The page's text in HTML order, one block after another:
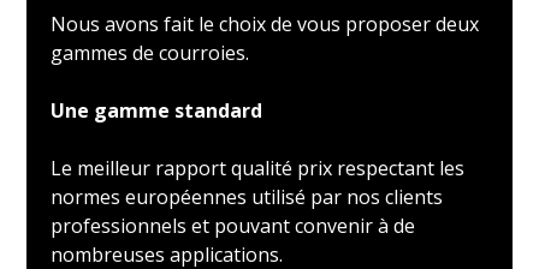
Nous avons fait le choix de vous proposer deux
gammes de courroies.
Une gamme standard
Le meilleur rapport qualité prix respectant les
normes européennes utilisé par nos clients
professionnels et pouvant convenir à de
nombreuses applications.